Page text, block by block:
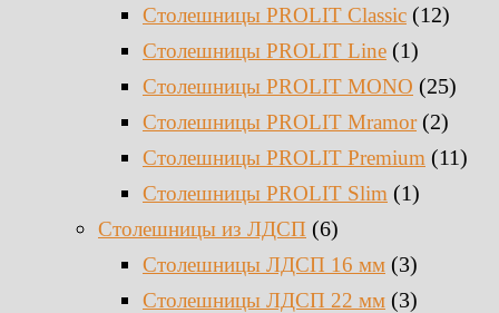
Столешницы PROLIT Classic (12)
Столешницы PROLIT Line (1)
Столешницы PROLIT MONO (25)
Столешницы PROLIT Mramor (2)
Столешницы PROLIT Premium (11)
Столешницы PROLIT Slim (1)
Столешницы из ЛДСП (6)
Столешницы ЛДСП 16 мм (3)
Столешницы ЛДСП 22 мм (3)